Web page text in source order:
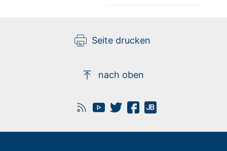
Seite drucken
nach oben